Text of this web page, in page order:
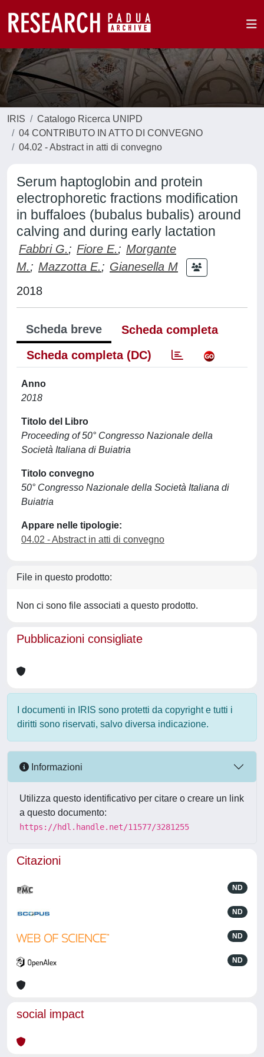
IRIS
Catalogo Ricerca UNIPD
04 CONTRIBUTO IN ATTO DI CONVEGNO
04.02 - Abstract in atti di convegno
Serum haptoglobin and protein
electrophoretic fractions modification
in buffaloes (bubalus bubalis) around
calving and during early lactation
Fabbri G.; Fiore E.; Morgante
M.; Mazzotta E.; Gianesella M
2018
Scheda breve
Scheda completa
Scheda completa (DC)
Anno
2018
Titolo del Libro
Proceeding of 50° Congresso Nazionale della
Società Italiana di Buiatria
Titolo convegno
50° Congresso Nazionale della Società Italiana di
Buiatria
Appare nelle tipologie:
04.02 - Abstract in atti di convegno
File in questo prodotto:
Non ci sono file associati a questo prodotto.
Pubblicazioni consigliate
I documenti in IRIS sono protetti da copyright e tutti i
diritti sono riservati, salvo diversa indicazione.
Informazioni
Utilizza questo identificativo per citare o creare un link
a questo documento:
https://hdl.handle.net/11577/3281255
Citazioni
ND
ND
ND
ND
social impact